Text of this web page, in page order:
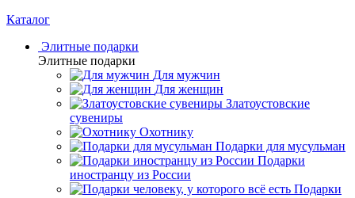
Каталог
Элитные подарки
Элитные подарки
Для мужчин
Для женщин
Златоустовские
сувениры
Охотнику
Подарки для мусульман
Подарки
иностранцу из России
Подарки